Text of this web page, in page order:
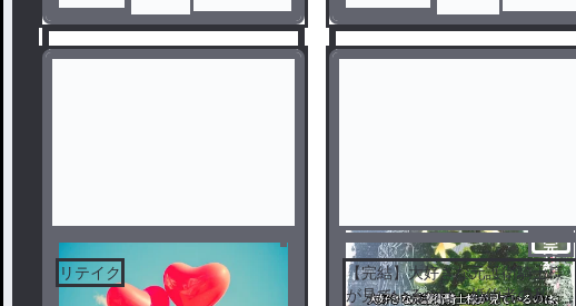
リテイク
完
結
【完結】大好きな元護衛騎士様
が見ているのは、婚約者の私で